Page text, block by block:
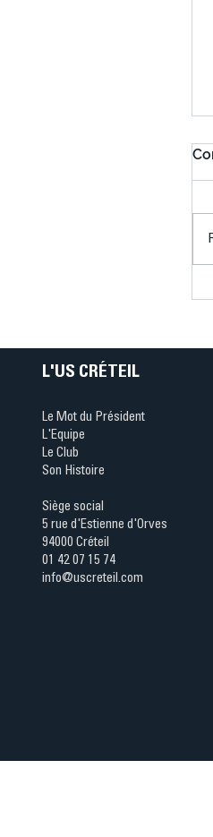
L'US CRÉTEIL
Le Mot du Président
L'Equipe
Le Club
Son Histoire
Siège social
5 rue d'Estienne d'Orves
94000 Créteil
01 42 07 15 74
info@uscreteil.com